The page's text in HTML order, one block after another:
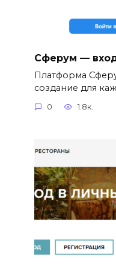
Сферум —
Платформа
создание для
0 1.8к.